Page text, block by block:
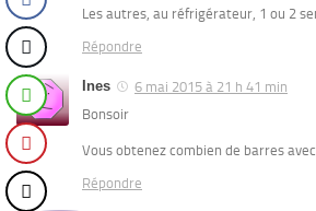
Les autres, au réfrigérateur, 1 ou 2
Répondre
Ines
6 mai 2015 à 21 h 41 min
Bonsoir
Vous obtenez combien de barres
Répondre